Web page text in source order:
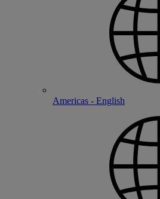
Americas - English